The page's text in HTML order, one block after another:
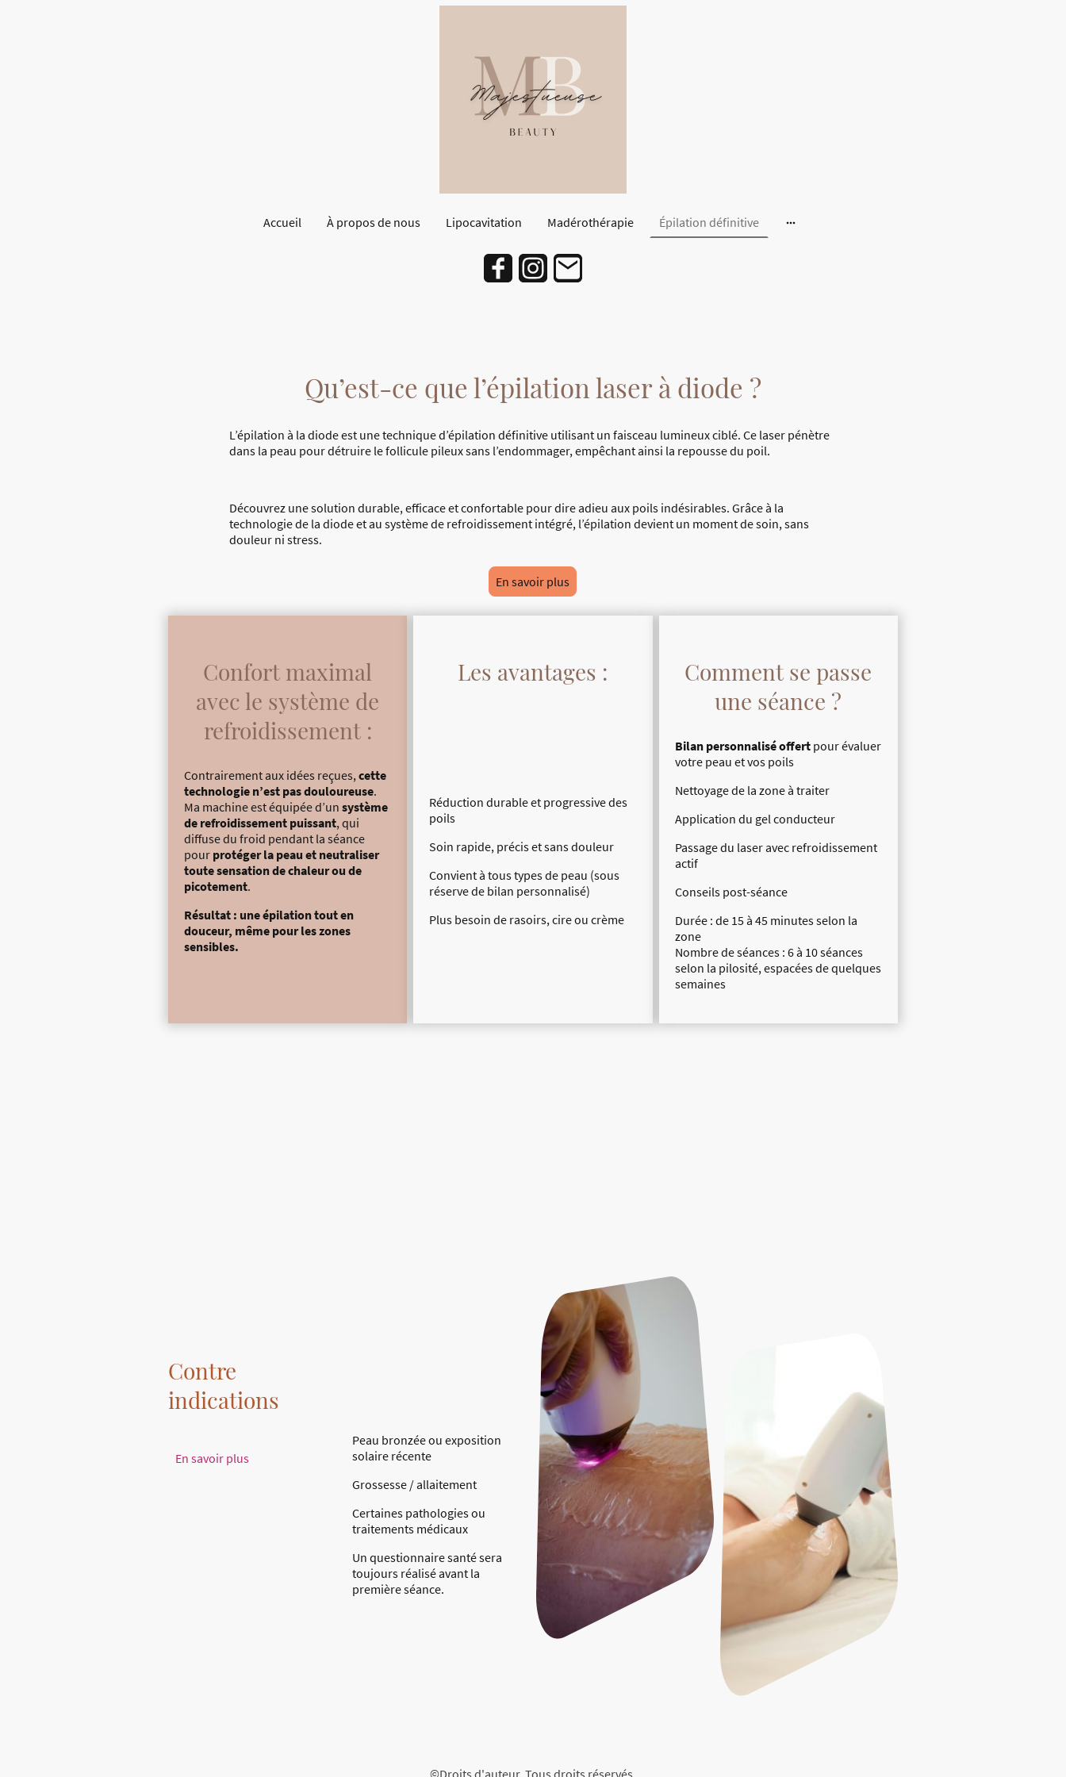
Accueil À propos de nous Lipocavitation Madérothérapie Épilation définitive
Qu’est-ce que l’épilation laser à diode ?
L’épilation à la diode est une technique d’épilation définitive utilisant un faisceau lumineux ciblé. Ce laser pénètre
dans la peau pour détruire le follicule pileux sans l’endommager, empêchant ainsi la repousse du poil.
Découvrez une solution durable, efficace et confortable pour dire adieu aux poils indésirables. Grâce à la
technologie de la diode et au système de refroidissement intégré, l’épilation devient un moment de soin, sans
douleur ni stress.
En savoir plus
Confort maximal
avec le système de
refroidissement :
Contrairement aux idées reçues, cette
technologie n’est pas douloureuse.
Ma machine est équipée d’un système
de refroidissement puissant, qui
diffuse du froid pendant la séance
pour protéger la peau et neutraliser
toute sensation de chaleur ou de
picotement.
Résultat : une épilation tout en
douceur, même pour les zones
sensibles.
Les avantages :
Réduction durable et progressive des
poils
Soin rapide, précis et sans douleur
Convient à tous types de peau (sous
réserve de bilan personnalisé)
Plus besoin de rasoirs, cire ou crème
Comment se passe
une séance ?
Bilan personnalisé offertpour évaluer
votre peau et vos poils
Nettoyage de la zone à traiter
Application du gel conducteur
Passage du laser avec refroidissement
actif
Conseils post-séance
Durée : de 15 à 45 minutes selon la
zone
Nombre de séances : 6 à 10 séances
selon la pilosité, espacées de quelques
semaines
Contre
indications
En savoir plus
Peau bronzée ou exposition
solaire récente
Grossesse / allaitement
Certaines pathologies ou
traitements médicaux
Un questionnaire santé sera
toujours réalisé avant la
première séance.
©Droits d'auteur. Tous droits réservés.